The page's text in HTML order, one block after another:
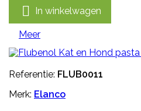
 In winkelwagen
Meer
Referentie: FLUB0011
Merk: Elanco